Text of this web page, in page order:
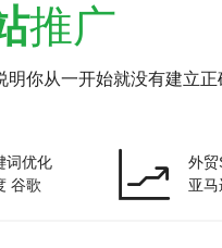
推广
明你从一开始就没有建立正
词优化
谷歌
外贸
亚